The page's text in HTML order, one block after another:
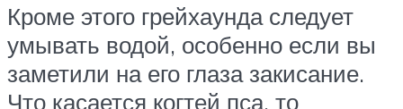
Кроме этого грейхаунда следует
умывать водой, особенно если вы
заметили на его глаза закисание.
Что касается когтей пса, то